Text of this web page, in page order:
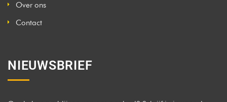
Over ons
Contact
NIEUWSBRIEF